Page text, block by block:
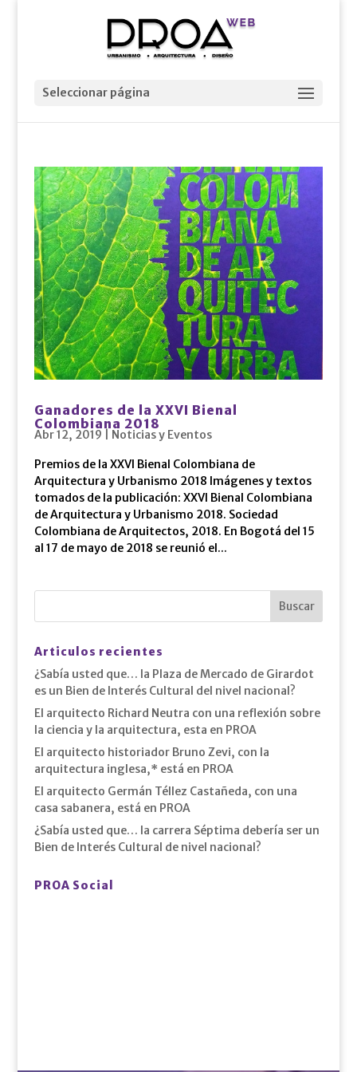
Seleccionar página
Ganadores de la XXVI Bienal
Colombiana 2018
Abr 12, 2019 Noticias y Eventos
Premios de la XXVI Bienal Colombiana de
Arquitectura y Urbanismo 2018 Imágenes y textos
tomados de la publicación: XXVI Bienal Colombiana
de Arquitectura y Urbanismo 2018. Sociedad
Colombiana de Arquitectos, 2018. En Bogotá del 15
al 17 de mayo de 2018 se reunió el...
Articulos recientes
¿Sabía usted que… la Plaza de Mercado de Girardot
es un Bien de Interés Cultural del nivel nacional?
El arquitecto Richard Neutra con una reflexión sobre
la ciencia y la arquitectura, esta en PROA
El arquitecto historiador Bruno Zevi, con la
arquitectura inglesa,* está en PROA
El arquitecto Germán Téllez Castañeda, con una
casa sabanera, está en PROA
¿Sabía usted que… la carrera Séptima debería ser un
Bien de Interés Cultural de nivel nacional?
PROA Social